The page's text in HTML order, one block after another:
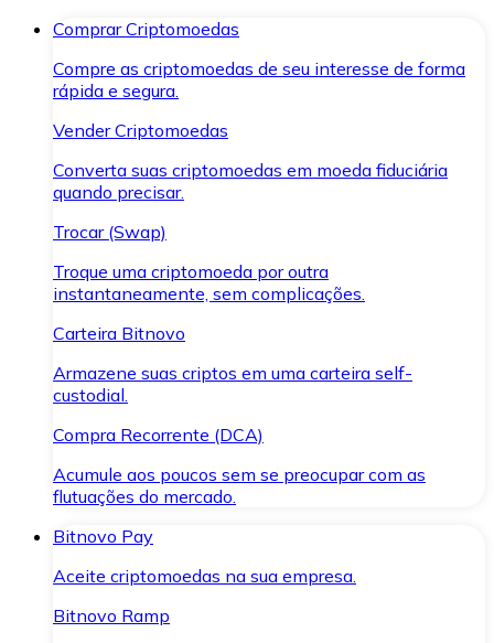
Comprar Criptomoedas
Compre as criptomoedas de seu interesse de forma
rápida e segura.
Vender Criptomoedas
Converta suas criptomoedas em moeda fiduciária
quando precisar.
Trocar (Swap)
Troque uma criptomoeda por outra
instantaneamente, sem complicações.
Carteira Bitnovo
Armazene suas criptos em uma carteira self-
custodial.
Compra Recorrente (DCA)
Acumule aos poucos sem se preocupar com as
flutuações do mercado.
Bitnovo Pay
Aceite criptomoedas na sua empresa.
Bitnovo Ramp